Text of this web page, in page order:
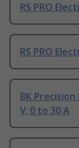
RS PRO
RS PRO
BK
V, 0 to 30 A